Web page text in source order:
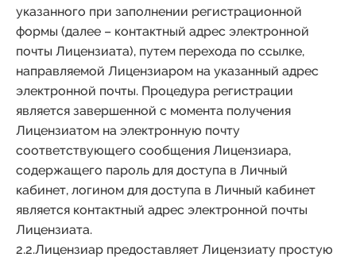
указанного при заполнении регистрационной
формы (далее – контактный адрес электронной
почты Лицензиата), путем перехода по ссылке,
направляемой Лицензиаром на указанный адрес
электронной почты. Процедура регистрации
является завершенной с момента получения
Лицензиатом на электронную почту
соответствующего сообщения Лицензиара,
содержащего пароль для доступа в Личный
кабинет, логином для доступа в Личный кабинет
является контактный адрес электронной почты
Лицензиата.
2.2.Лицензиар предоставляет Лицензиату простую